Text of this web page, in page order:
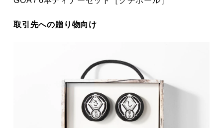
取引先への贈り物向け